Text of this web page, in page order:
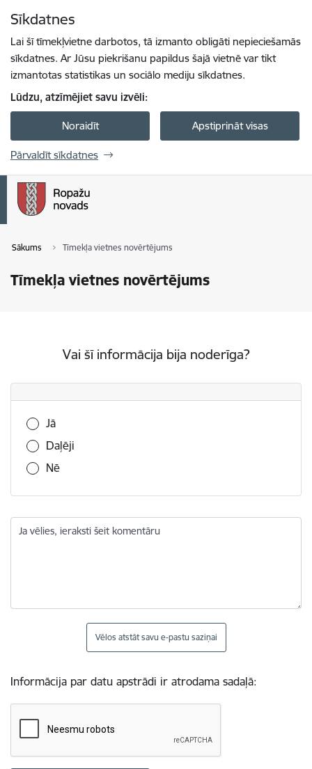
Sīkdatnes
Lai šī tīmekļvietne darbotos, tā izmanto obligāti nepieciešamās
sīkdatnes. Ar Jūsu piekrišanu papildus šajā vietnē var tikt
izmantotas statistikas un sociālo mediju sīkdatnes.
Lūdzu, atzīmējiet savu izvēli:
Noraidīt Apstiprināt visas
Pārvaldīt sīkdatnes
Sākums Tīmekļa vietnes novērtējums
Tīmekļa vietnes novērtējums
Vai šī informācija bija noderīga?
Vai šī informācija bija noderīga?
Jā
Daļēji
Nē
Ja vēlies, ieraksti šeit komentāru
Vēlos atstāt savu e-pastu saziņai
Informācija par datu apstrādi ir atrodama sadaļā: